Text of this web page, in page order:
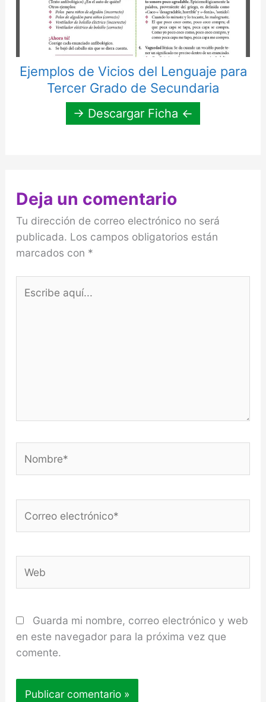
Ejemplos de Vicios del Lenguaje para
Tercer Grado de Secundaria
→ Descargar Ficha ←
Deja un comentario
Tu dirección de correo electrónico no será
publicada. Los campos obligatorios están
marcados con *
aquí...
electrónico*
Guarda mi nombre, correo electrónico y web
en este navegador para la próxima vez que
comente.